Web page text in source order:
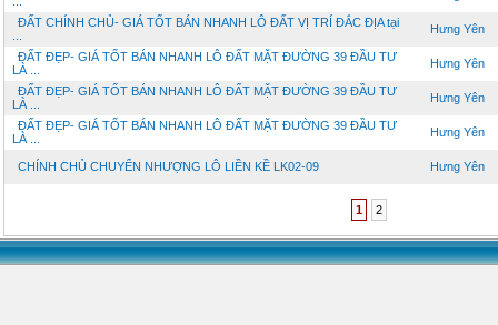
ĐẤT CHÍNH CHỦ- GIÁ TỐT BÁN NHANH LÔ ĐẤT VỊ TRÍ ĐẮC ĐỊA tại
Hưng Yên
ĐẤT ĐẸP- GIÁ TỐT BÁN NHANH LÔ ĐẤT MẶT ĐƯỜNG 39 ĐẦU TƯ
LÀ ...
Hưng Yên
ĐẤT ĐẸP- GIÁ TỐT BÁN NHANH LÔ ĐẤT MẶT ĐƯỜNG 39 ĐẦU TƯ
LÀ ...
Hưng Yên
ĐẤT ĐẸP- GIÁ TỐT BÁN NHANH LÔ ĐẤT MẶT ĐƯỜNG 39 ĐẦU TƯ
LÀ ...
Hưng Yên
CHÍNH CHỦ CHUYỂN NHƯỢNG LÔ LIỀN KỀ LK02-09 Hưng Yên
1 2